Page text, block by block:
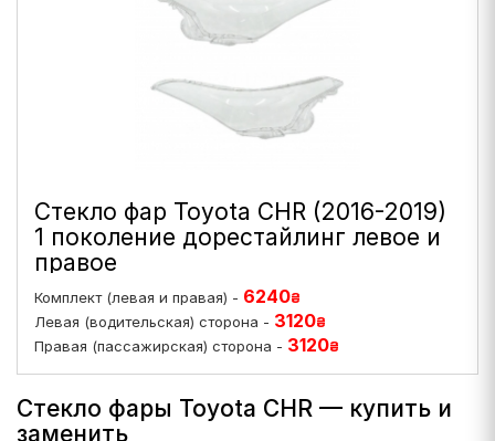
Стекло фар Toyota CHR (2016-2019)
1 поколение дорестайлинг левое и
правое
Комплект (левая и правая) - 6240₴
Левая (водительская) сторона - 3120₴
Правая (пассажирская) сторона - 3120₴
Стекло фары Toyota CHR — купить и
заменить